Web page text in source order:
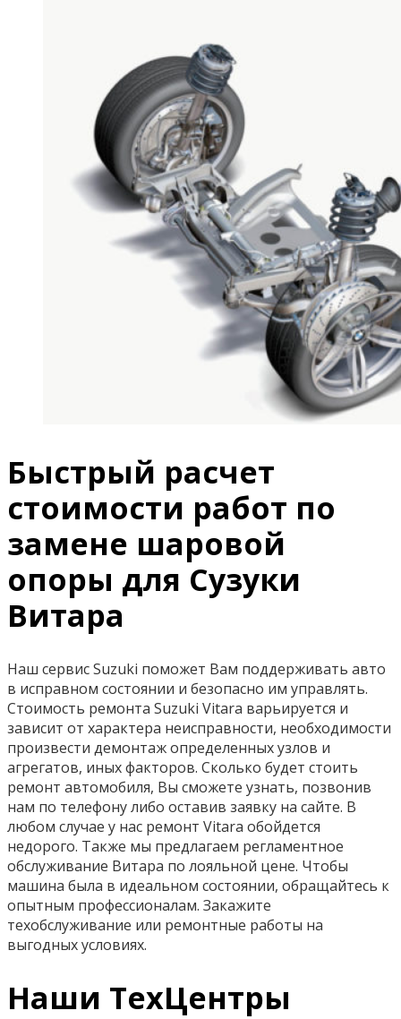
Быстрый расчет
стоимости работ по
замене шаровой
опоры для Сузуки
Витара
Наш сервис Suzuki поможет Вам поддерживать авто
в исправном состоянии и безопасно им управлять.
Стоимость ремонта Suzuki Vitara варьируется и
зависит от характера неисправности, необходимости
произвести демонтаж определенных узлов и
агрегатов, иных факторов. Сколько будет стоить
ремонт автомобиля, Вы сможете узнать, позвонив
нам по телефону либо оставив заявку на сайте. В
любом случае у нас ремонт Vitara обойдется
недорого. Также мы предлагаем регламентное
обслуживание Витара по лояльной цене. Чтобы
машина была в идеальном состоянии, обращайтесь к
опытным профессионалам. Закажите
техобслуживание или ремонтные работы на
выгодных условиях.
Наши ТехЦентры